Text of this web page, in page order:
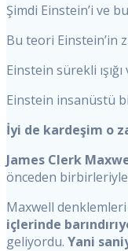
Şimdi Einstein’i ve
Bu teori Einstein’in
Einstein sürekli
Einstein insanüstü
İyi de kardeşim o
James Clerk
önceden birbirleriyle
Maxwell
içlerinde
geliyordu. Yani